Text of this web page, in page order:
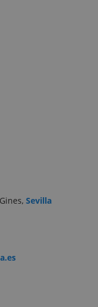
Sevilla